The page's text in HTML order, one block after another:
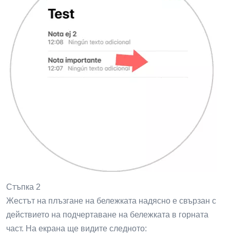
Стъпка 2
Жестът на плъзгане на бележката надясно е свързан с
действието на подчертаване на бележката в горната
част. На екрана ще видите следното: